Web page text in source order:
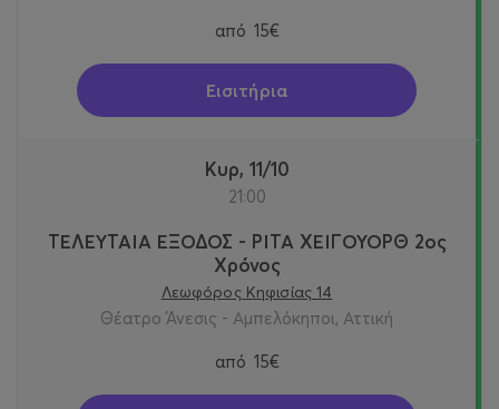
από 15€
Εισιτήρια
Κυρ, 11/10
21:00
ΤΕΛΕΥΤΑΙΑ ΕΞΟΔΟΣ - ΡΙΤΑ ΧΕΙΓΟΥΟΡΘ 2oς
Χρόνος
Λεωφόρος Κηφισίας 14
Θέατρο Άνεσις - Αμπελόκηποι, Αττική
από 15€